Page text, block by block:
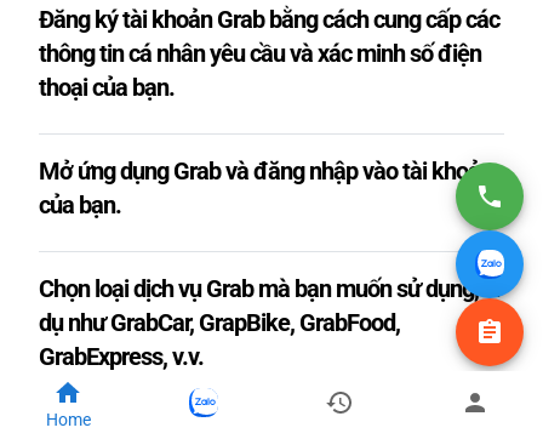
Đăng ký tài khoản Grab bằng cách cung cấp các
thông tin cá nhân yêu cầu và xác minh số điện
thoại của bạn.
Mở ứng dụng Grab và đăng nhập vào tài khoản
của bạn.
Chọn loại dịch vụ Grab mà bạn muốn sử dụng, ví
dụ như GrabCar, GrapBike, GrabFood,
GrabExpress, v.v.
Home